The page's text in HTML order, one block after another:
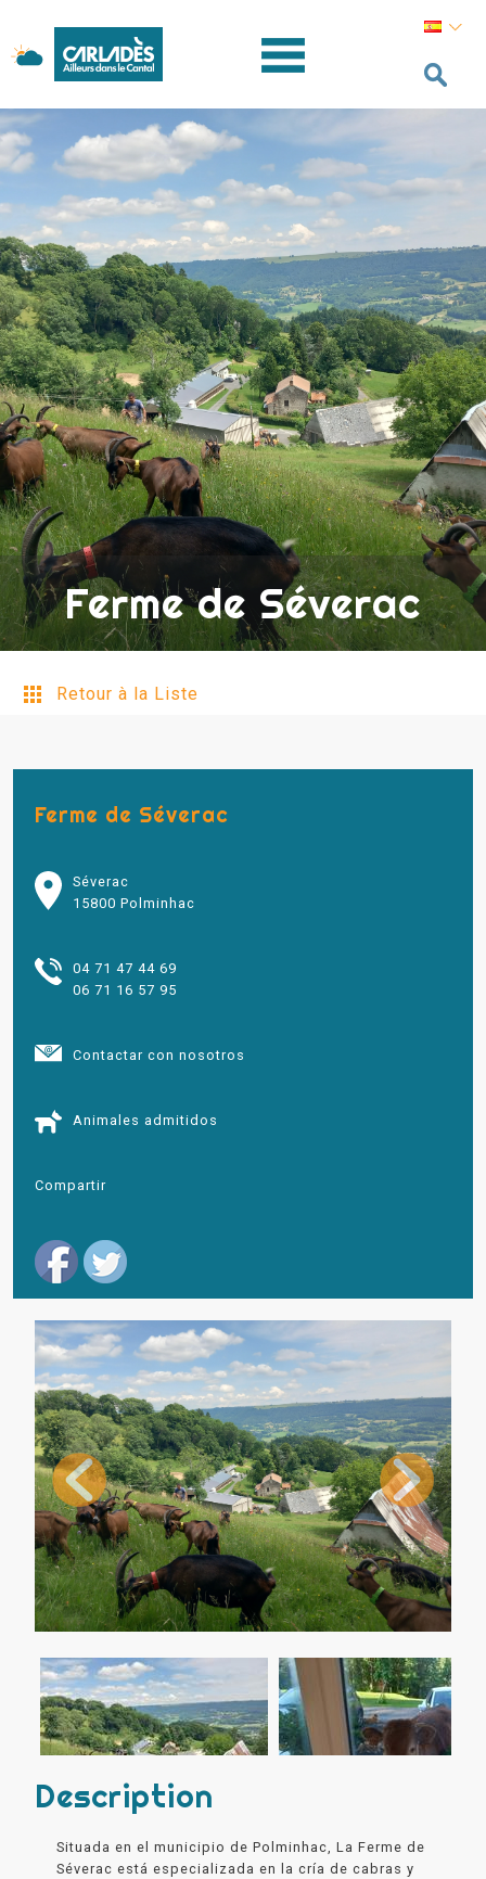
Ferme de Séverac
Retour à la Liste
Ferme de Séverac
Séverac
15800 Polminhac
04 71 47 44 69
06 71 16 57 95
Contactar con nosotros
Animales admitidos
Compartir
Description
Situada en el municipio de Polminhac, La Ferme de
Séverac está especializada en la cría de cabras y